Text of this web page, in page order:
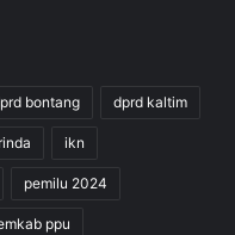
bontang dprd kaltim
ikn
pemilu 2024
ppu